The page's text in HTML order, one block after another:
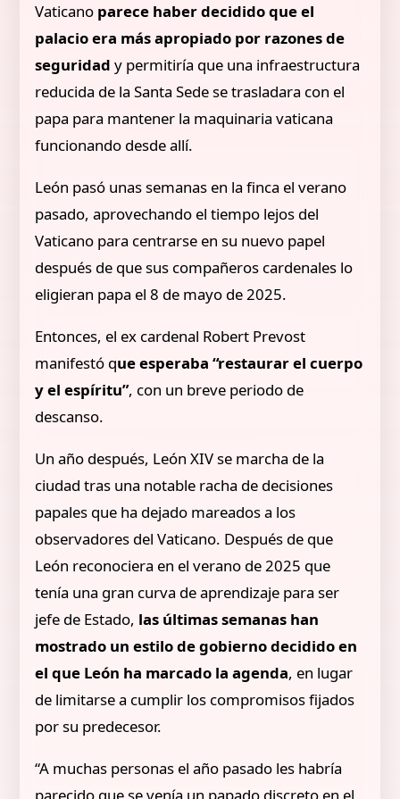
Vaticano parece haber decidido que el
palacio era más apropiado por razones de
seguridady permitiría que una infraestructura
reducida de la Santa Sede se trasladara con el
papa para mantener la maquinaria vaticana
funcionando desde allí.
León pasó unas semanas en la finca el verano
pasado, aprovechando el tiempo lejos del
Vaticano para centrarse en su nuevo papel
después de que sus compañeros cardenales lo
eligieran papa el 8 de mayo de 2025.
Entonces, el ex cardenal Robert Prevost
manifestó que esperaba “restaurar el cuerpo
y el espíritu”, con un breve periodo de
descanso.
Un año después, León XIV se marcha de la
ciudad tras una notable racha de decisiones
papales que ha dejado mareados a los
observadores del Vaticano. Después de que
León reconociera en el verano de 2025 que
tenía una gran curva de aprendizaje para ser
jefe de Estado, las últimas semanas han
mostrado un estilo de gobierno decidido en
el que León ha marcado la agenda, en lugar
de limitarse a cumplir los compromisos fijados
por su predecesor.
“A muchas personas el año pasado les habría
parecido que se venía un papado discreto en el